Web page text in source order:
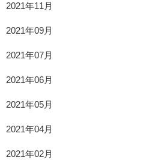
2021年11月
2021年09月
2021年07月
2021年06月
2021年05月
2021年04月
2021年02月